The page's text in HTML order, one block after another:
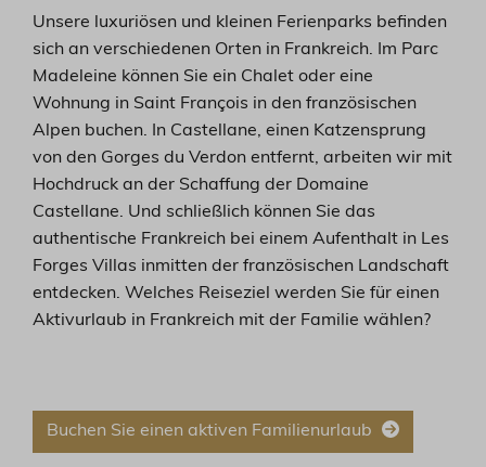
Unsere luxuriösen und kleinen Ferienparks befinden
sich an verschiedenen Orten in Frankreich. Im Parc
Madeleine können Sie ein Chalet oder eine
Wohnung in Saint François in den französischen
Alpen buchen. In Castellane, einen Katzensprung
von den Gorges du Verdon entfernt, arbeiten wir mit
Hochdruck an der Schaffung der Domaine
Castellane. Und schließlich können Sie das
authentische Frankreich bei einem Aufenthalt in Les
Forges Villas inmitten der französischen Landschaft
entdecken. Welches Reiseziel werden Sie für einen
Aktivurlaub in Frankreich mit der Familie wählen?
Buchen Sie einen aktiven Familienurlaub